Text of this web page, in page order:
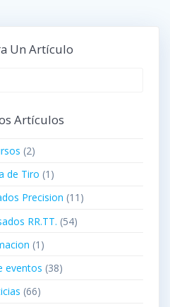
Un Artículo
Artículos
(2)
de Tiro (1)
Precision (11)
RR.TT. (54)
(1)
eventos (38)
(66)